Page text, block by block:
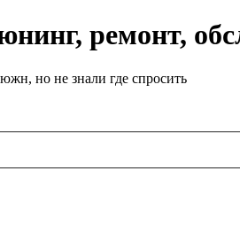
ремонт,
но не знали где спросить